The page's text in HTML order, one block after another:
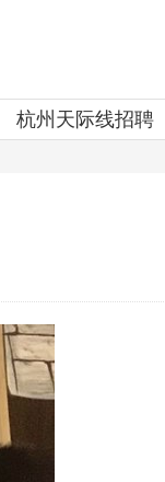
杭州天际线招聘